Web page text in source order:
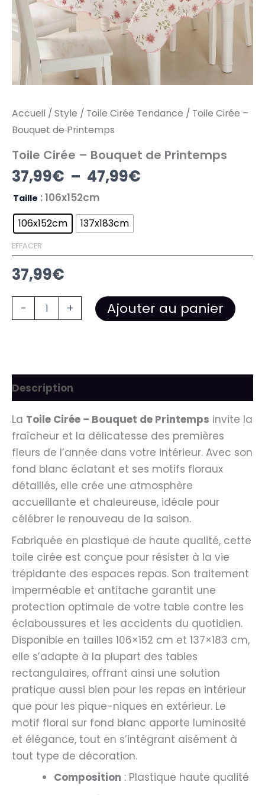
Accueil / Style / Toile Cirée Tendance / Toile Cirée –
Bouquet de Printemps
Toile Cirée – Bouquet de Printemps
37,99€ – 47,99€
Taille : 106x152cm
106x152cm 137x183cm
EFFACER
37,99€
- + Ajouter au panier
Description
La Toile Cirée – Bouquet de Printemps invite la
fraîcheur et la délicatesse des premières
fleurs de l’année dans votre intérieur. Avec son
fond blanc éclatant et ses motifs floraux
détaillés, elle crée une atmosphère
accueillante et chaleureuse, idéale pour
célébrer le renouveau de la saison.
Fabriquée en plastique de haute qualité, cette
toile cirée est conçue pour résister à la vie
trépidante des espaces repas. Son traitement
imperméable et antitache garantit une
protection optimale de votre table contre les
éclaboussures et les accidents du quotidien.
Disponible en tailles 106×152 cm et 137×183 cm,
elle s’adapte à la plupart des tables
rectangulaires, offrant ainsi une solution
pratique aussi bien pour les repas en intérieur
que pour les pique-niques en extérieur. Le
motif floral sur fond blanc apporte luminosité
et élégance, tout en s’intégrant aisément à
tout type de décoration.
Composition : Plastique haute qualité